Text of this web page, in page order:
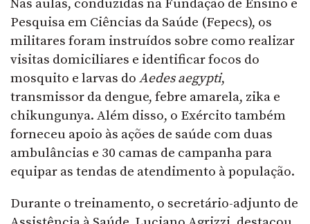
Nas aulas, conduzidas na Fundação de Ensino e
Pesquisa em Ciências da Saúde (Fepecs), os
militares foram instruídos sobre como realizar
visitas domiciliares e identificar focos do
mosquito e larvas do Aedes aegypti,
transmissor da dengue, febre amarela, zika e
chikungunya. Além disso, o Exército também
forneceu apoio às ações de saúde com duas
ambulâncias e 30 camas de campanha para
equipar as tendas de atendimento à população.
Durante o treinamento, o secretário-adjunto de